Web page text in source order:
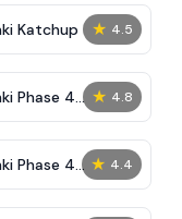
★ 4.5
Katchup
★ 4.8
Phase 4
★ 4.4
Phase 4
Edition